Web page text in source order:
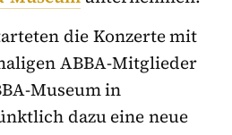
die Konzerte mit
ABBA-Mitglieder
Museum in
dazu eine neue